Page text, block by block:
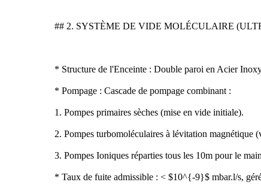
## 2. SYSTÈME DE VIDE MOLÉCULAIRE
* Structure de l'Enceinte : Double paroi en Acier
* Pompage : Cascade de pompage combinant :
1. Pompes primaires sèches (mise en vide initiale).
2. Pompes turbomoléculaires à lévitation magnétique
3. Pompes Ioniques réparties tous les 10m pour le
* Taux de fuite admissible : < $10^{-9}$ mbar.l/s,